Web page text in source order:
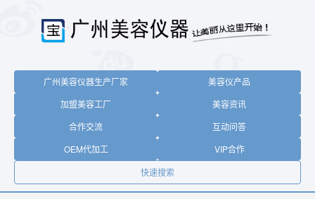
广州美容仪器生产厂家
美容仪产品
加盟美容工厂
美容资讯
合作交流
互动问答
OEM代加工
VIP合作
快速搜索